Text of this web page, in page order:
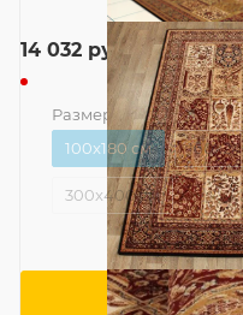
14 032 руб.
Размер — 100x180 см
100x180 см
300x400 см